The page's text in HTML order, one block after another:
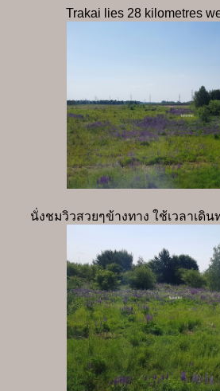
Trakai lies 28 kilometres
นั่งชมวิวสวยๆข้างทาง ใช้เวลาเดิ